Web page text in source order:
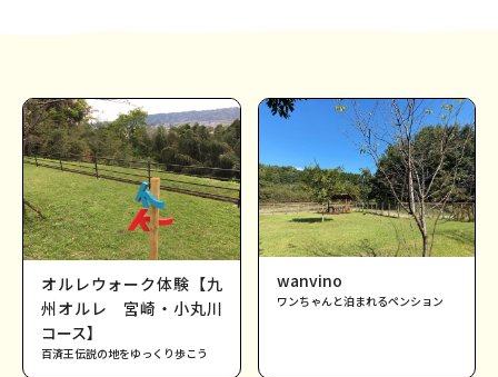
オルレウォーク体験【九
州オルレ 宮崎・小丸川
コース】
百済王伝説の地をゆっくり歩こう
wanvino
ワンちゃんと泊まれるペンション